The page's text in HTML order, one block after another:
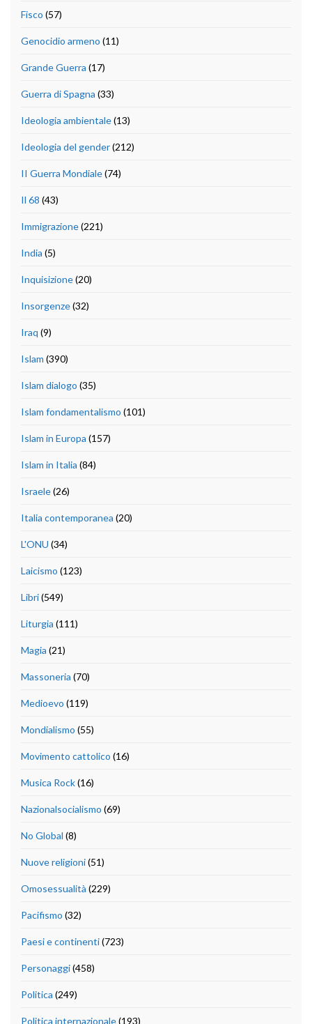
Fisco (57)
Genocidio armeno (11)
Grande Guerra (17)
Guerra di Spagna (33)
Ideologia ambientale(13)
Ideologia del gender(212)
II Guerra Mondiale(74)
Il 68 (43)
Immigrazione(221)
India (5)
Inquisizione(20)
Insorgenze(32)
Iraq (9)
Islam (390)
Islam dialogo (35)
Islam fondamentalismo (101)
Islam in Europa (157)
Islam in Italia (84)
Israele(26)
Italia contemporanea (20)
L'ONU (34)
Laicismo (123)
Libri(549)
Liturgia (111)
Magia (21)
Massoneria (70)
Medioevo (119)
Mondialismo (55)
Movimento cattolico (16)
Musica Rock(16)
Nazionalsocialismo (69)
No Global (8)
Nuove religioni(51)
Omosessualità (229)
Pacifismo (32)
Paesi e continenti(723)
Personaggi(458)
Politica (249)
Politica internazionale(193)